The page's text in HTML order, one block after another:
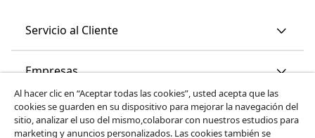
Servicio al Cliente
Empresas
vidaXL
Al hacer clic en “Aceptar todas las cookies”, usted acepta que las
cookies se guarden en su dispositivo para mejorar la navegación del
sitio, analizar el uso del mismo,colaborar con nuestros estudios para
marketing y anuncios personalizados. Las cookies también se